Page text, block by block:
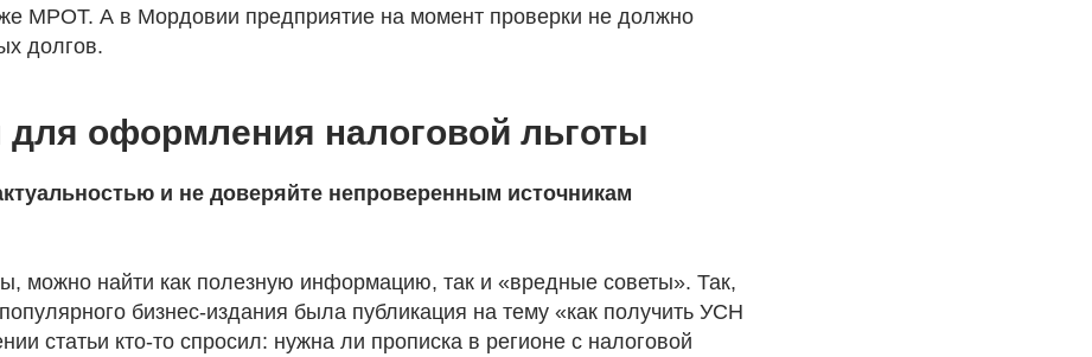
МРОТ. А в Мордовии предприятие на момент проверки не должно
долгов.
для оформления налоговой льготы
и не доверяйте непроверенным источникам
можно найти как полезную информацию, так и «вредные советы». Так,
бизнес-издания была публикация на тему «как получить УСН
статьи кто-то спросил: нужна ли прописка в регионе с налоговой